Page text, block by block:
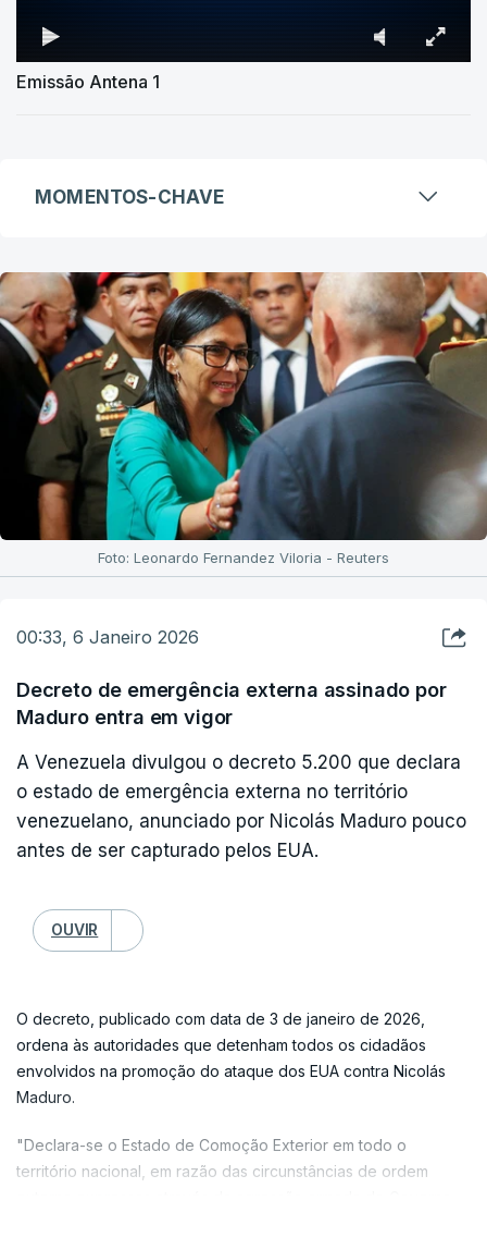
Emissão Antena 1
MOMENTOS-CHAVE
Foto: Leonardo Fernandez Viloria - Reuters
00:33, 6 Janeiro 2026
Decreto de emergência externa assinado por
Maduro entra em vigor
A Venezuela divulgou o decreto 5.200 que declara
o estado de emergência externa no território
venezuelano, anunciado por Nicolás Maduro pouco
antes de ser capturado pelos EUA.
OUVIR
O decreto, publicado com data de 3 de janeiro de 2026,
ordena às autoridades que detenham todos os cidadãos
envolvidos na promoção do ataque dos EUA contra Nicolás
Maduro.
"Declara-se o Estado de Comoção Exterior em todo o
território nacional, em razão das circunstâncias de ordem